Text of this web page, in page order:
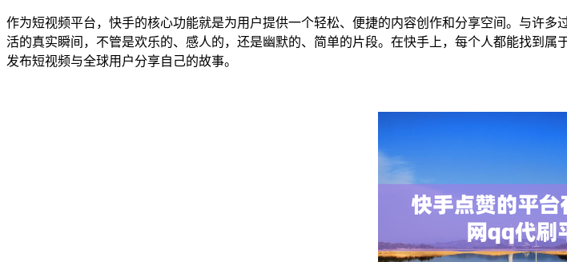
作为短视频平台，快手的核心功能就是为用户提供一个轻松、便捷的内容创作和分享空间。与许
活的真实瞬间，不管是欢乐的、感人的，还是幽默的、简单的片段。在快手上，每个人都能找到
发布短视频与全球用户分享自己的故事。